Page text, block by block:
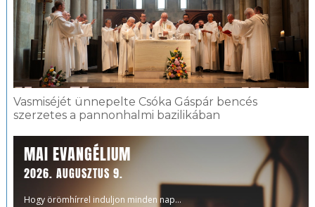
Vasmiséjét ünnepelte Csóka Gáspár bencés
szerzetes a pannonhalmi bazilikában
MAI EVANGÉLIUM
2026. AUGUSZTUS 9.
Hogy örömhírrel induljon minden nap...